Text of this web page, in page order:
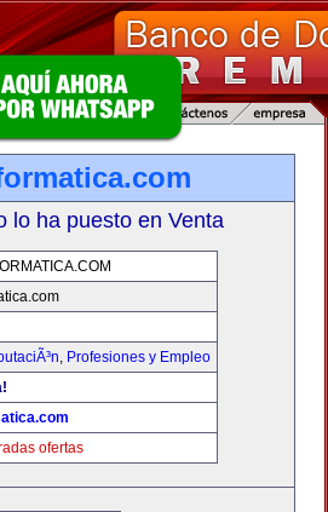
lo ha puesto en Venta
, Profesiones y Empleo
ofertas